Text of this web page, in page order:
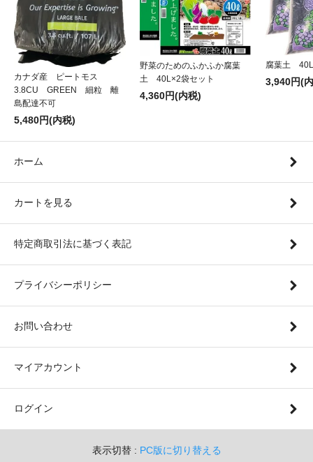
カナダ産 ピートモス
3.8CU GREEN 細粒 離
島配達不可
5,480円(内税)
野菜のためのふかふか腐葉
土 40L×2袋セット
4,360円(内税)
腐葉土
3,940円(
ホーム
カートを見る
特定商取引法に基づく表記
プライバシーポリシー
お問い合わせ
マイアカウント
ログイン
表示切替 : PC版に切り替える